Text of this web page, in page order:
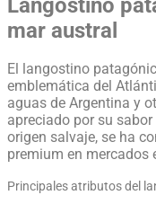
mar austral
El langostino
emblemática del
aguas de Argentina y
apreciado por su
origen salvaje, se ha
premium en mercados
Principales atributos del